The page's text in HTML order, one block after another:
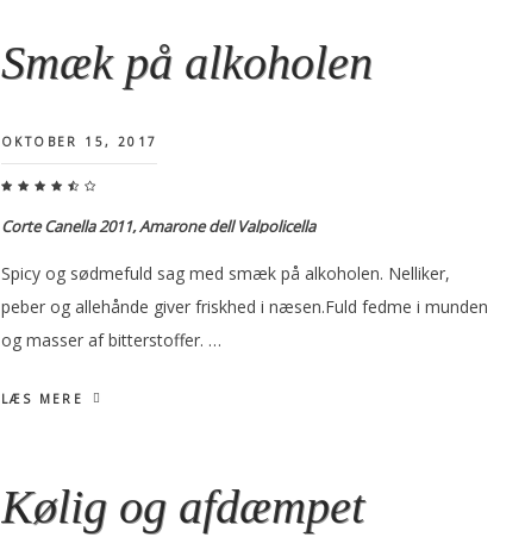
Smæk på alkoholen
OKTOBER 15, 2017
Corte Canella 2011, Amarone dell Valpolicella
Spicy og sødmefuld sag med smæk på alkoholen. Nelliker,
peber og allehånde giver friskhed i næsen.Fuld fedme i munden
og masser af bitterstoffer. …
LÆS MERE
Kølig og afdæmpet